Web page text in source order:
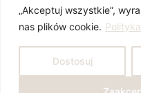
„Akceptuj wszystkie”,
nas plików cookie.
Dostosuj